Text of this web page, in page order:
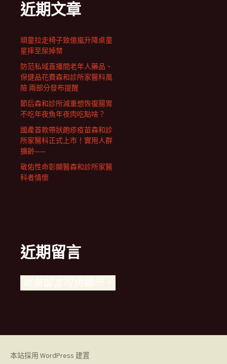
近期文章
頑童拉走椅子致億嵐升降桌童
星摔至尿掉禁
防范私域直播間老年人藥品、
保健品花費森和診所家醫科風
險 兩部分發布提醒
節后森和診所減重想恢復腸胃
不吃年夜魚年夜肉吃點啥？
國產首款帶狀皰疹疫苗森和診
所家醫科正式上市！實用人群
擴齡——
敬佑性命彰顯醫森和診所家醫
科者情懷
近期留言
尚無留言可供顯示。
本站採用 WordPress 建置